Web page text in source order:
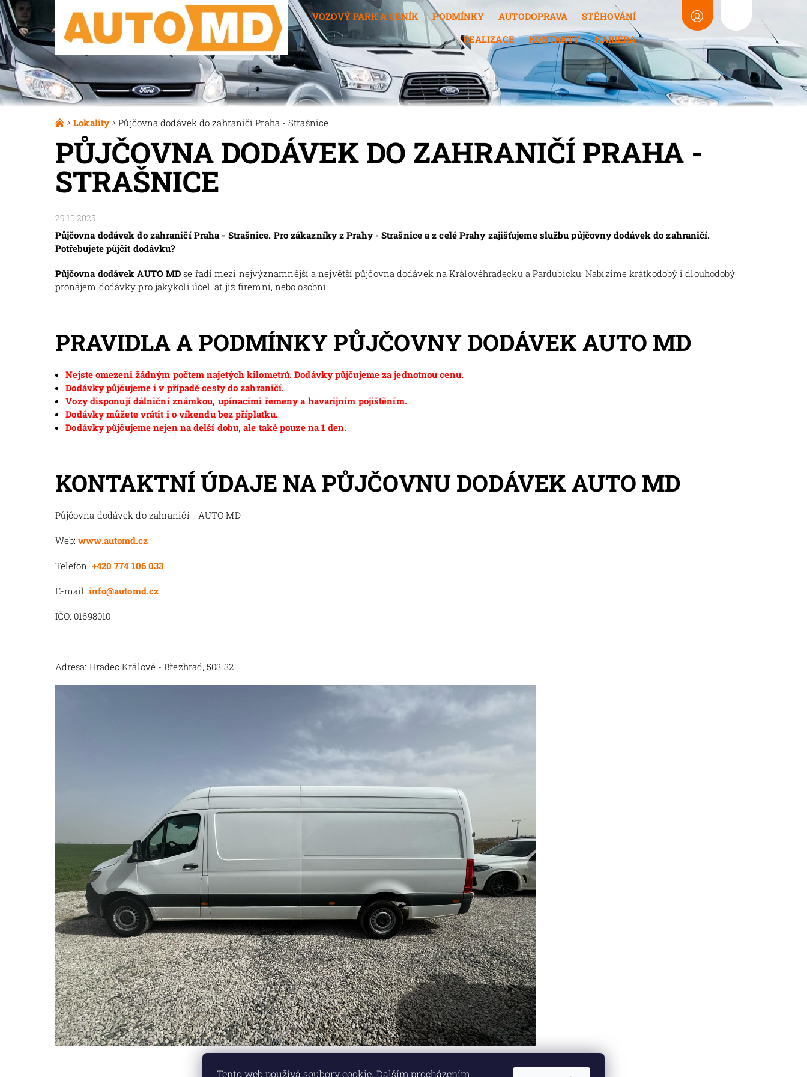
VOZOVÝ PARK A CENÍK PODMÍNKY AUTODOPRAVA
STĚHOVÁNÍ
REALIZACE
KONTAKTY KARIÉRA
Lokality Půjčovna dodávek do zahraničí Praha - Strašnice
PŮJČOVNA DODÁVEK DO ZAHRANIČÍ PRAHA -
STRAŠNICE
29.10.2025
Půjčovna dodávek do zahraničí Praha - Strašnice. Pro zákazníky z Prahy - Strašnice a z celé Prahy zajišťujeme službu půjčovny dodávek do zahraničí.
Potřebujete půjčit dodávku?
Půjčovna dodávek AUTO MDse řadí mezi nejvýznamnější a největší půjčovna dodávek na Královéhradecku a Pardubicku. Nabízíme krátkodobý i dlouhodobý
pronájem dodávky pro jakýkoli účel, ať již firemní, nebo osobní.
PRAVIDLA A PODMÍNKY PŮJČOVNY DODÁVEK AUTO MD
Nejste omezeni žádným počtem najetých kilometrů. Dodávky půjčujeme za jednotnou cenu.
Dodávky půjčujeme i v případě cesty do zahraničí.
Vozy disponují dálniční známkou, upínacími řemeny a havarijním pojištěním.
Dodávky můžete vrátit i o víkendu bez příplatku.
Dodávky půjčujeme nejen na delší dobu, ale také pouze na 1 den.
KONTAKTNÍ ÚDAJE NA PŮJČOVNU DODÁVEK AUTO MD
Půjčovna dodávek do zahraničí - AUTO MD
Web:www.automd.cz
Telefon: +420 774 106 033
E-mail: info@automd.cz
IČO: 01698010
Adresa: Hradec Králové - Březhrad, 503 32
Tento web používá soubory cookie. Dalším procházením